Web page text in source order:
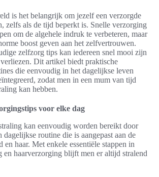
is het belangrijk om jezelf een verzorgde
zelfs als de tijd beperkt is. Snelle verzorging
om de algehele indruk te verbeteren, maar
boost geven aan het zelfvertrouwen.
zelfzorg tips kan iedereen snel mooi zijn
Dit artikel biedt praktische
die eenvoudig in het dagelijkse leven
zodat men in een mum van tijd
kan hebben.
voor elke dag
kan eenvoudig worden bereikt door
dagelijkse routine die is aangepast aan de
en haar. Met enkele essentiële stappen in
en haarverzorging blijft men er altijd stralend